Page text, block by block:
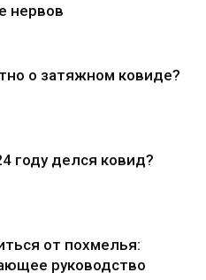
нервов
о затяжном ковиде?
году делся ковид?
от похмелья:
руководство